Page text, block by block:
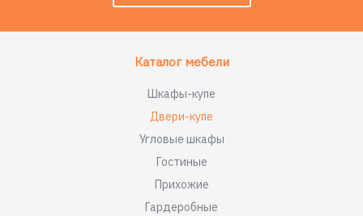
Каталог мебели
Шкафы-купе
Двери-купе
Угловые шкафы
Гостиные
Прихожие
Гардеробные